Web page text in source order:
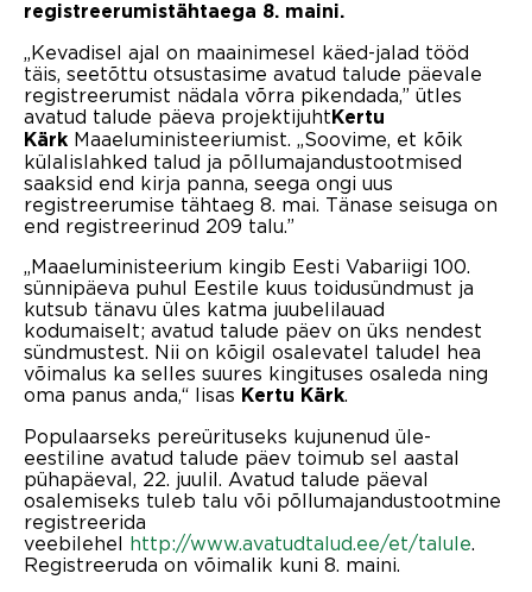
registreerumistähtaega 8. maini.
„Kevadisel ajal on maainimesel käed-jalad tööd
täis, seetõttu otsustasime avatud talude päevale
registreerumist nädala võrra pikendada,” ütles
avatud talude päeva projektijuht Kertu
Kärk Maaeluministeeriumist. „Soovime, et kõik
külalislahked talud ja põllumajandustootmised
saaksid end kirja panna, seega ongi uus
registreerumise tähtaeg 8. mai. Tänase seisuga on
end registreerinud 209 talu.”
„Maaeluministeerium kingib Eesti Vabariigi 100.
sünnipäeva puhul Eestile kuus toidusündmust ja
kutsub tänavu üles katma juubelilauad
kodumaiselt; avatud talude päev on üks nendest
sündmustest. Nii on kõigil osalevatel taludel hea
võimalus ka selles suures kingituses osaleda ning
oma panus anda,“ lisas Kertu Kärk.
Populaarseks pereürituseks kujunenud üle-
eestiline avatud talude päev toimub sel aastal
pühapäeval, 22. juulil. Avatud talude päeval
osalemiseks tuleb talu või põllumajandustootmine
registreerida
veebilehel http://www.avatudtalud.ee/et/talule.
Registreeruda on võimalik kuni 8. maini.